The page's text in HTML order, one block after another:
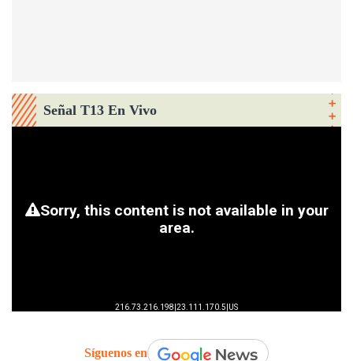
Señal T13 En Vivo
Síguenos en